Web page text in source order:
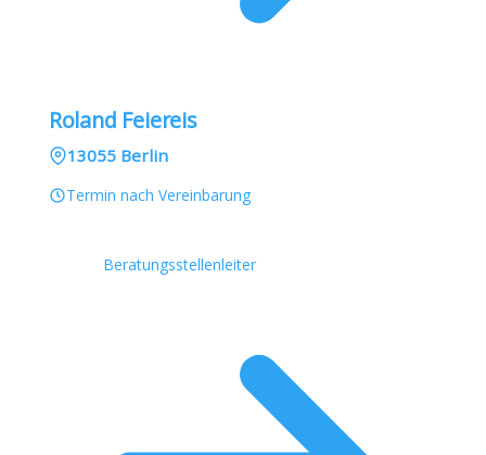
Roland Feiereis
13055 Berlin
Termin nach Vereinbarung
Beratungsstellenleiter